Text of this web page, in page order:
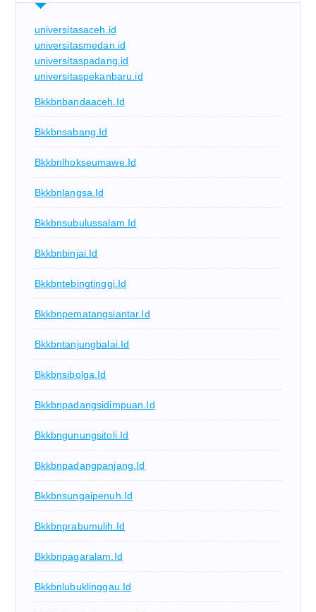
universitasaceh.id
universitasmedan.id
universitaspadang.id
universitaspekanbaru.id
Bkkbnbandaaceh.id
Bkkbnsabang.id
Bkkbnlhokseumawe.id
Bkkbnlangsa.id
Bkkbnsubulussalam.id
Bkkbnbinjai.id
Bkkbntebingtinggi.id
Bkkbnpematangsiantar.id
Bkkbntanjungbalai.id
Bkkbnsibolga.id
Bkkbnpadangsidimpuan.id
Bkkbngunungsitoli.id
Bkkbnpadangpanjang.id
Bkkbnsungaipenuh.id
Bkkbnprabumulih.id
Bkkbnpagaralam.id
Bkkbnlubuklinggau.id